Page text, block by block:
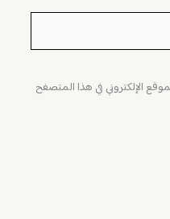
الإلكتروني في هذا المتصفح